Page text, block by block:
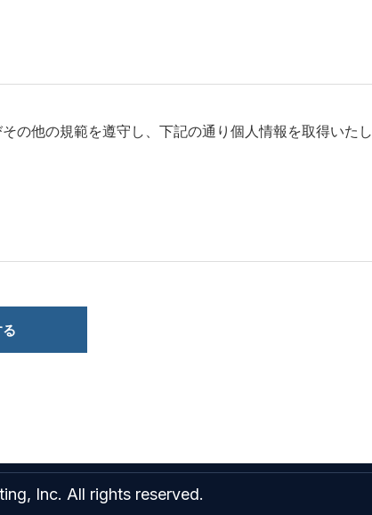
の他の規範を遵守し、下記の通り個人情報を取得いたし
する個人情報の項目を示して、ご本人の同意を得たうえ
Inc. All rights reserved.